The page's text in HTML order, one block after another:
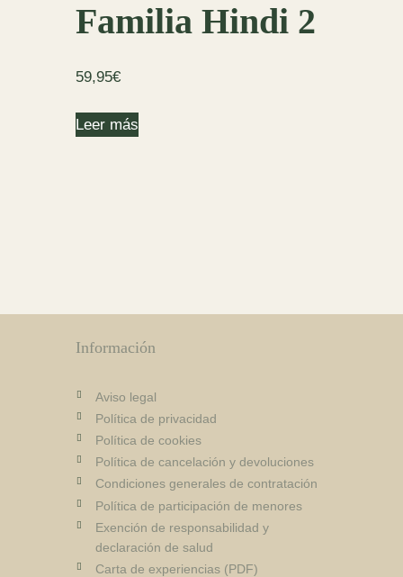
Familia Hindi 2
59,95€
Leer más
Información
Aviso legal
Política de privacidad
Política de cookies
Política de cancelación y devoluciones
Condiciones generales de contratación
Política de participación de menores
Exención de responsabilidad y
declaración de salud
Carta de experiencias (PDF)